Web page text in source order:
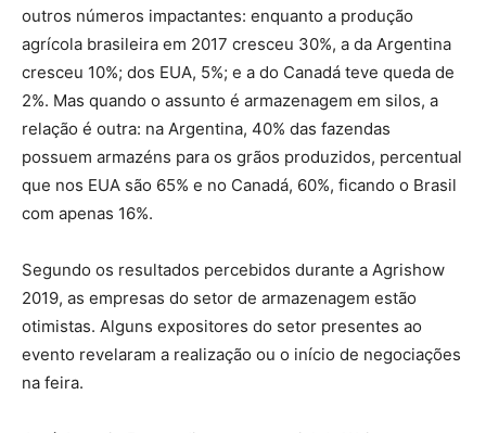
outros números impactantes: enquanto a produção
agrícola brasileira em 2017 cresceu 30%, a da Argentina
cresceu 10%; dos EUA, 5%; e a do Canadá teve queda de
2%. Mas quando o assunto é armazenagem em silos, a
relação é outra: na Argentina, 40% das fazendas
possuem armazéns para os grãos produzidos, percentual
que nos EUA são 65% e no Canadá, 60%, ficando o Brasil
com apenas 16%.
Segundo os resultados percebidos durante a Agrishow
2019, as empresas do setor de armazenagem estão
otimistas. Alguns expositores do setor presentes ao
evento revelaram a realização ou o início de negociações
na feira.